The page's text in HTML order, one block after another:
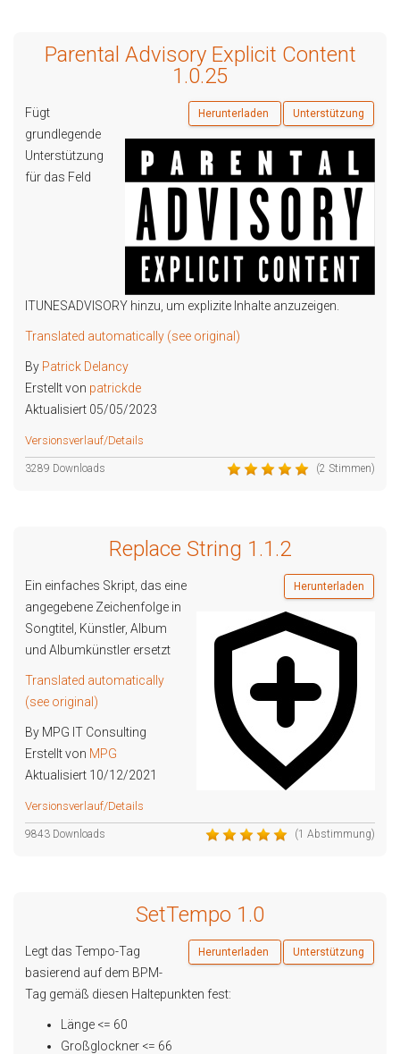
Parental Advisory Explicit Content
1.0.25
Herunterladen Unterstützung
Fügt
grundlegende
Unterstützung
für das Feld
ITUNESADVISORY hinzu, um explizite Inhalte anzuzeigen.
Translated automatically (see original)
By Patrick Delancy
Erstellt von patrickde
Aktualisiert 05/05/2023
Versionsverlauf/Details
(2 Stimmen)
3289 Downloads
Replace String 1.1.2
Herunterladen
Ein einfaches Skript, das eine
angegebene Zeichenfolge in
Songtitel, Künstler, Album
und Albumkünstler ersetzt
Translated automatically
(see original)
By MPG IT Consulting
Erstellt von MPG
Aktualisiert 10/12/2021
Versionsverlauf/Details
(1 Abstimmung)
9843 Downloads
SetTempo 1.0
Herunterladen Unterstützung
Legt das Tempo-Tag
basierend auf dem BPM-
Tag gemäß diesen Haltepunkten fest:
Länge <= 60
Großglockner <= 66